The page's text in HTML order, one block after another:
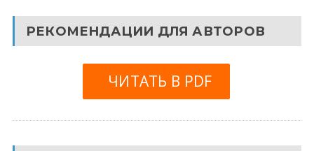
РЕКОМЕНДАЦИИ ДЛЯ АВТОРОВ
ЧИТАТЬ В PDF